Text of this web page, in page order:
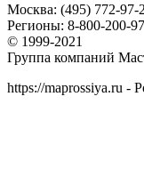
Москва: (495) 772-97-
Регионы: 8-800-200-
© 1999-2021
Группа компаний
https://maprossiya.ru -